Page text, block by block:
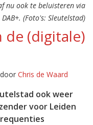
nu ook te beluisteren via
DAB+. (Foto's: Sleutelstad)
de (digitale)
Chris de Waard
ook weer
voor Leiden